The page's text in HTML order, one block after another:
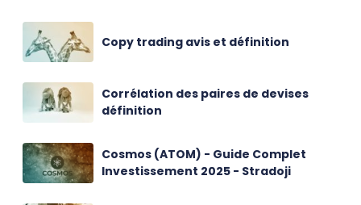
Copy trading avis et définition
Corrélation des paires de devises
définition
Cosmos (ATOM) - Guide Complet
Investissement 2025 - Stradoji